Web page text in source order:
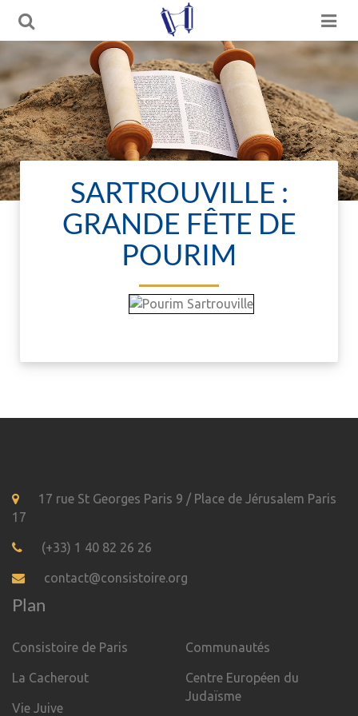
SARTROUVILLE :
GRANDE FÊTE DE
POURIM
17 rue St Georges Paris 9 / Place de Jérusalem Paris
17
(+33) 1 40 82 26 26
contact@consistoire.org
Plan
Consistoire de Paris
La Cacherout
Vie Juive
Communautés
Centre Européen du
Judaïsme